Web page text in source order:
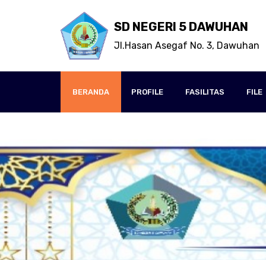
SD NEGERI 5 DAWUHAN
Jl.Hasan Asegaf No. 3, Dawuhan
BERANDA PROFILE FASILITAS FILE